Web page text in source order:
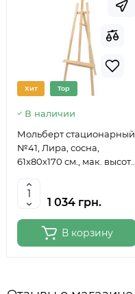
Хит Top
В наличии
Мольберт стационарный
№41, Лира, сосна,
61х80х170 см., мак. высота
Studio
1 034 грн.
В корзину